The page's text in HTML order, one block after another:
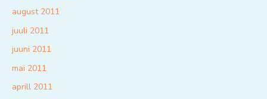
august 2011
juuli 2011
juuni 2011
mai 2011
aprill 2011